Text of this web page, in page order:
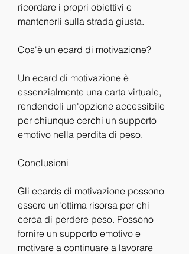
ricordare i propri obiettivi e
mantenerli sulla strada giusta.
Cos'è un ecard di motivazione?
Un ecard di motivazione è
essenzialmente una carta virtuale,
rendendoli un'opzione accessibile
per chiunque cerchi un supporto
emotivo nella perdita di peso.
Conclusioni
Gli ecards di motivazione possono
essere un'ottima risorsa per chi
cerca di perdere peso. Possono
fornire un supporto emotivo e
motivare a continuare a lavorare